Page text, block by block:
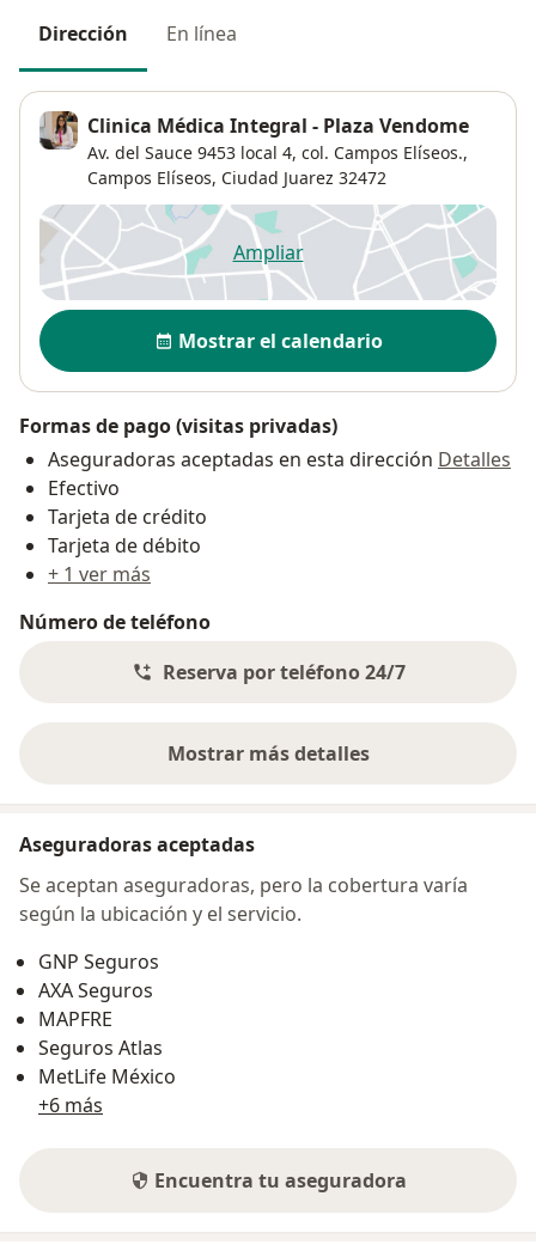
Dirección En línea
Clinica Médica Integral - Plaza Vendome
Av. del Sauce 9453 local 4, col. Campos Elíseos.,
Campos Elíseos, Ciudad Juarez 32472
Ampliarse abre en una nueva
Disponibilidad
Mostrar el calendario
Formas de pago (visitas privadas)
Aseguradoras aceptadas en esta dirección Detalles
Efectivo
Tarjeta de crédito
Tarjeta de débito
+ 1 ver más
Número de teléfono
Reserva por teléfono 24/7
Mostrar más detalles
sobre la dirección
Aseguradoras aceptadas
Se aceptan aseguradoras, pero la cobertura varía
según la ubicación y el servicio.
GNP Seguros
AXA Seguros
MAPFRE
Seguros Atlas
MetLife México
+6 más
Encuentra tu aseguradora